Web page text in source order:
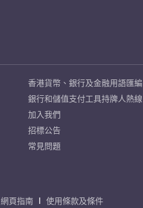
香港貨幣、銀行及金融用語匯編
銀行和儲值支付工具持牌人熱線
加入我們
招標公告
常見問題
網頁指南 使用條款及條件